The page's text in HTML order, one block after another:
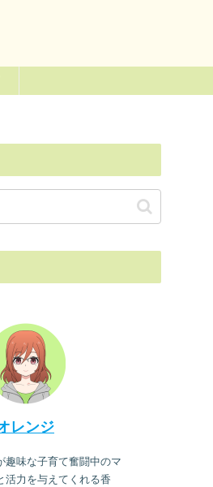
レンジ
趣味な子育て奮闘中のマ
活力を与えてくれる香